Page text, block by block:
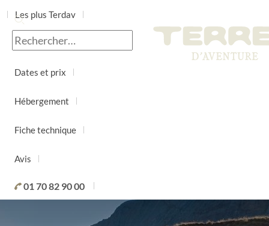
Les plus Terdav
Jour par jour
Dates et prix
Hébergement
Fiche technique
Avis
01 70 82 90 00